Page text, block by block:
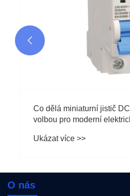
Co dělá miniaturní jistič
volbou pro moderní
Ukázat více >>

O nás